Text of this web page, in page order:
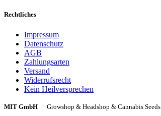
Rechtliches
Impressum
Datenschutz
AGB
Zahlungsarten
Versand
Widerrufsrecht
Kein Heilversprechen
MIT GmbH | Growshop & Headshop & Cannabis Seeds